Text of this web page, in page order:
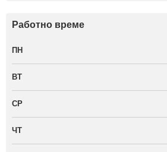
Работно време
ПН
ВТ
СР
ЧТ